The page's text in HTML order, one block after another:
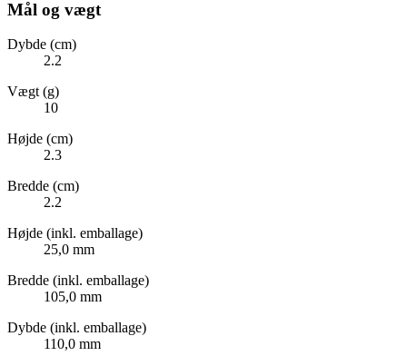
Mål og vægt
Dybde (cm)
2.2
Vægt (g)
10
Højde (cm)
2.3
Bredde (cm)
2.2
Højde (inkl. emballage)
25,0 mm
Bredde (inkl. emballage)
105,0 mm
Dybde (inkl. emballage)
110,0 mm